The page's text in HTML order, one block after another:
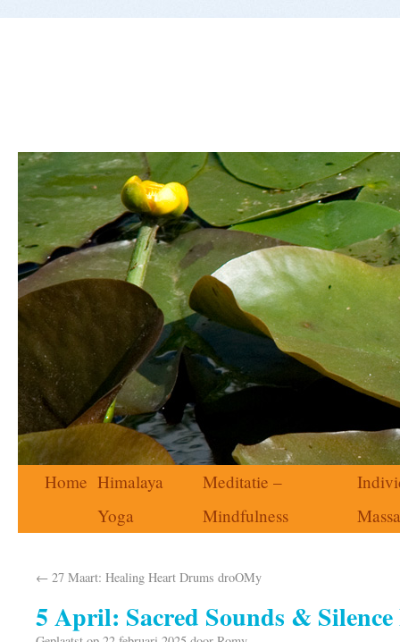
Home Himalaya
Yoga
Meditatie –
Mindfulness
← 27 Maart: Healing Heart Drums droOMy
5 April: Sacred Sounds &